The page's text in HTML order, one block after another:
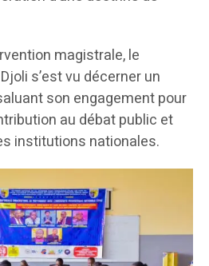
magistrale, le
s’est vu décerner un
son engagement pour
au débat public et
institutions nationales.